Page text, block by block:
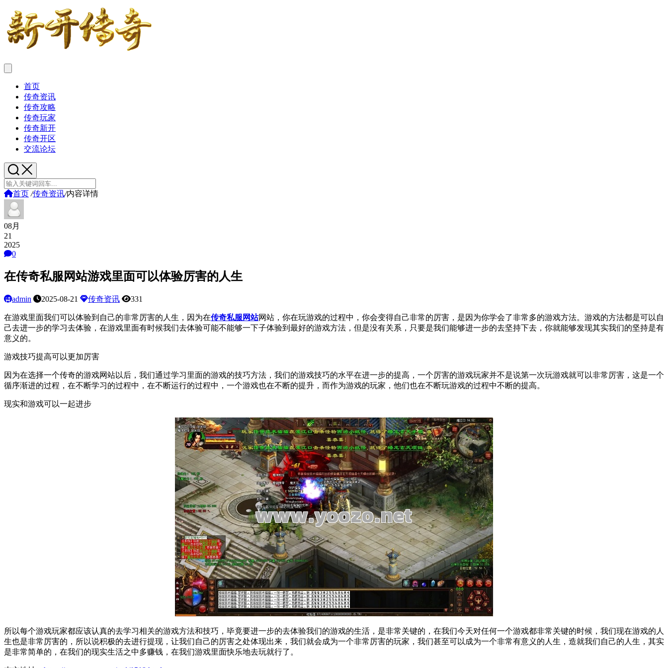
首页
传奇资讯
传奇攻略
传奇玩家
传奇新开
传奇开区
交流论坛
首页 /传奇资讯/内容详情
08月
21
2025
0
在传奇私服网站游戏里面可以体验厉害的人生
admin 2025-08-21 传奇资讯 331
在游戏里面我们可以体验到自己的非常厉害的人生，因为在传奇私服网站网站，你在玩游戏的过程中，你会变得自己非常的厉害，是因为你学会了非常多的游戏方法。游戏的方法都是可以自
己去进一步的学习去体验，在游戏里面有时候我们去体验可能不能够一下子体验到最好的游戏方法，但是没有关系，只要是我们能够进一步的去坚持下去，你就能够发现其实我们的坚持是有
意义的。
游戏技巧提高可以更加厉害
因为在选择一个传奇的游戏网站以后，我们通过学习里面的游戏的技巧方法，我们的游戏技巧的水平在进一步的提高，一个厉害的游戏玩家并不是说第一次玩游戏就可以非常厉害，这是一个
循序渐进的过程，在不断学习的过程中，在不断运行的过程中，一个游戏也在不断的提升，而作为游戏的玩家，他们也在不断玩游戏的过程中不断的提高。
现实和游戏可以一起进步
所以每个游戏玩家都应该认真的去学习相关的游戏方法和技巧，毕竟要进一步的去体验我们的游戏的生活，是非常关键的，在我们今天对任何一个游戏都非常关键的时候，我们现在游戏的人
生也是非常厉害的，所以说积极的去进行提现，让我们自己的厉害之处体现出来，我们就会成为一个非常厉害的玩家，我们甚至可以成为一个非常有意义的人生，造就我们自己的人生，其实
是非常简单的，在我们的现实生活之中多赚钱，在我们游戏里面快乐地去玩就行了。